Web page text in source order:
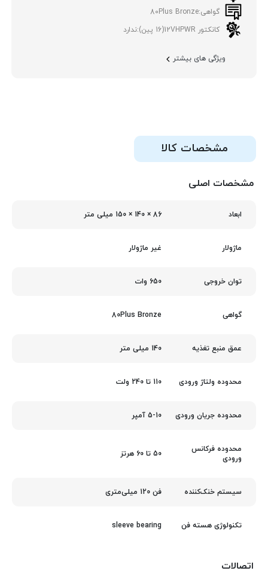
گواهی:80Plus Bronze
کانکتور 12VHPWR(16 پین):
ندارد
ویژگی های بیشتر
مشخصات کالا
مشخصات اصلی
ابعاد 86 × 140 × 150 میلی‌ متر
ماژولار غیر ماژولار
توان خروجی 650 وات
گواهی 80Plus Bronze
عمق منبع تغذیه 140 میلی متر
محدوده ولتاژ ورودی 110 تا 240 ولت
محدوده جریان ورودی 5-10 آمپر
محدوده فرکانس
ورودی
50 تا 60 هرتز
سیستم خنک‌کننده فن 120 میلی‌متری
تکنولوژی هسته فن sleeve bearing
اتصالات